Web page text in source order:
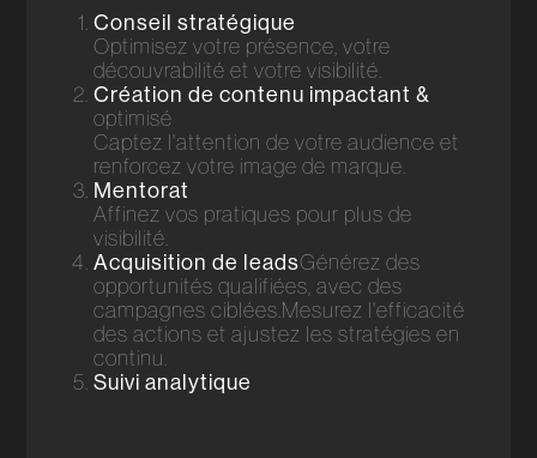
Conseil stratégique
Optimisez votre présence, votre
découvrabilité et votre visibilité.
Création de contenu impactant &
optimisé
Captez l'attention de votre audience et
renforcez votre image de marque.
Mentorat
Affinez vos pratiques pour plus de
visibilité.
Acquisition de leadsGénérez des
opportunités qualifiées, avec des
campagnes ciblées.Mesurez l'efficacité
des actions et ajustez les stratégies en
continu.
Suivi analytique